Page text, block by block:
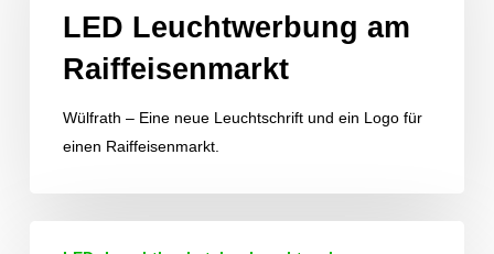
LED Leuchtwerbung am
Raiffeisenmarkt
Wülfrath – Eine neue Leuchtschrift und ein Logo für
einen Raiffeisenmarkt.